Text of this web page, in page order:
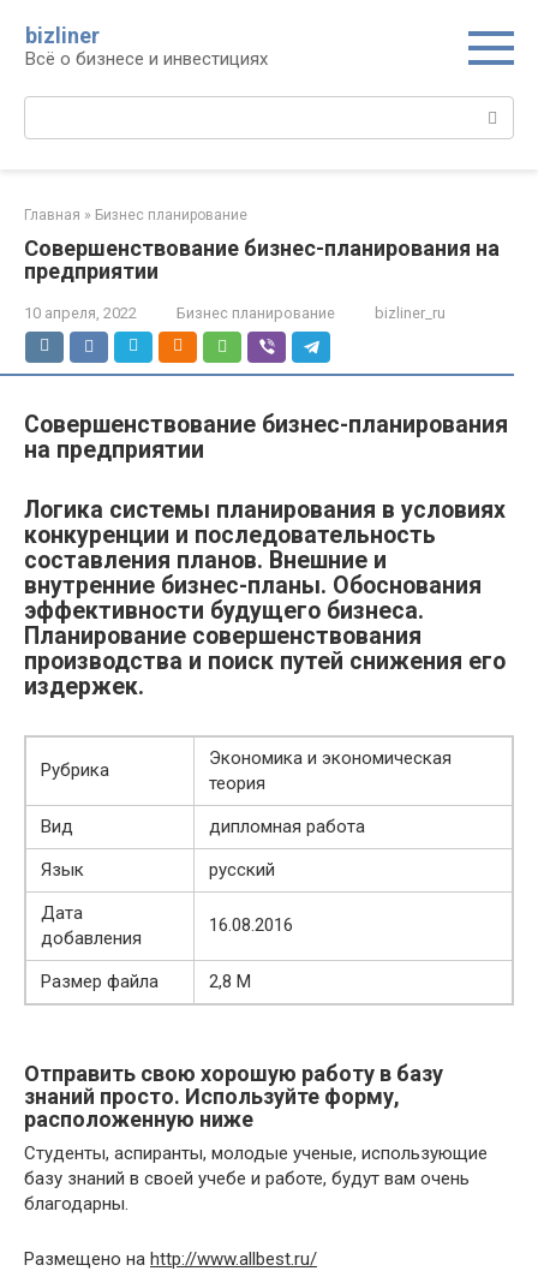
контенту
bizliner
Всё о бизнесе и инвестициях
Поиск:
Главная » Бизнес планирование
Совершенствование бизнес-планирования на
предприятии
10 апреля, 2022 Бизнес планирование bizliner_ru
Совершенствование бизнес-планирования
на предприятии
Логика системы планирования в условиях
конкуренции и последовательность
составления планов. Внешние и
внутренние бизнес-планы. Обоснования
эффективности будущего бизнеса.
Планирование совершенствования
производства и поиск путей снижения его
издержек.
Рубрика
Экономика и экономическая
теория
Вид
дипломная работа
Язык
русский
Дата
добавления
16.08.2016
Размер файла 2,8 M
Отправить свою хорошую работу в базу
знаний просто. Используйте форму,
расположенную ниже
Студенты, аспиранты, молодые ученые, использующие
базу знаний в своей учебе и работе, будут вам очень
благодарны.
Размещено на http://www.allbest.ru/